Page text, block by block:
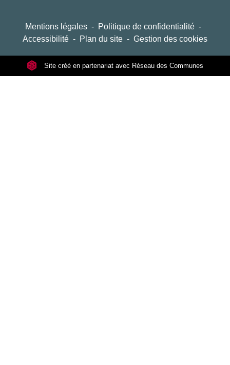
Mentions légales - Politique de confidentialité -
Accessibilité - Plan du site - Gestion des cookies
Site créé en partenariat avec Réseau des Communes